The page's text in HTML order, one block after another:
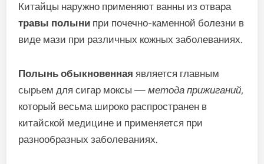
Китайцы наружно применяют ванны из отвара
травы полыни при почечно-каменной болезни в
виде мази при различных кожных заболеваниях.
Полынь обыкновенная является главным
сырьем для сигар моксы —метода прижиганий,
который весьма широко распространен в
китайской медицине и применяется при
разнообразных заболеваниях.